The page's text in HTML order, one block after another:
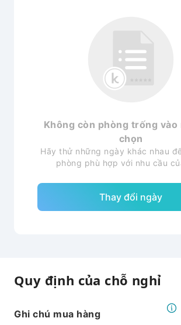
Không còn phòng trống vào
chọn
Hãy thử những ngày khác nhau
phòng phù hợp với nhu cầu
Thay đổi ngày
Quy định của chỗ nghỉ
Ghi chú mua hàng